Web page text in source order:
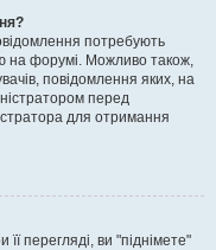
потребують
на форумі. Можливо також,
повідомлення яких, на
перед
для отримання
перегляді, ви "піднімете"